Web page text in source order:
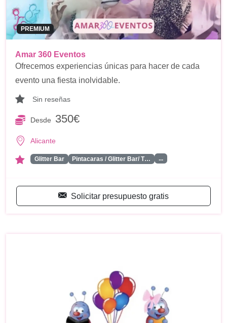
PREMIUM
Amar 360 Eventos
Ofrecemos experiencias únicas para hacer de cada
evento una fiesta inolvidable.
Sin reseñas
Desde 350€
Alicante
Glitter Bar Pintacaras / Glitter Bar/ T… ...
Solicitar presupuesto gratis